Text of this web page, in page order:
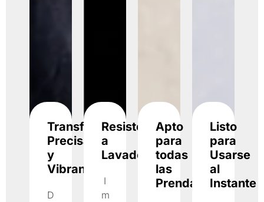
Transferencia
Precisa
y
Vibrante
D
Resistente
a
Lavados
I
m
Apto
para
todas
las
Prendas
Listo
para
Usarse
al
Instante